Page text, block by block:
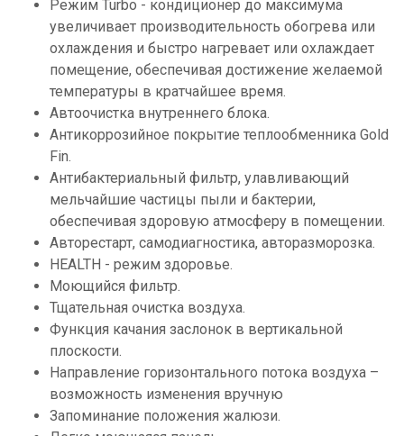
Режим Turbo - кондиционер до максимума
увеличивает производительность обогрева или
охлаждения и быстро нагревает или охлаждает
помещение, обеспечивая достижение желаемой
температуры в кратчайшее время.
Автоочистка внутреннего блока.
Антикоррозийное покрытие теплообменника Gold
Fin.
Антибактериальный фильтр, улавливающий
мельчайшие частицы пыли и бактерии,
обеспечивая здоровую атмосферу в помещении.
Авторестарт, самодиагностика, авторазморозка.
HEALTH - режим здоровье.
Моющийся фильтр.
Тщательная очистка воздуха.
Функция качания заслонок в вертикальной
плоскости.
Направление горизонтального потока воздуха –
возможность изменения вручную
Запоминание положения жалюзи.